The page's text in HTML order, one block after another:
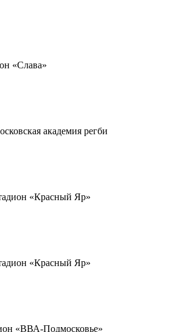
«Слава»
академия регби
«Красный Яр»
«Красный Яр»
«ВВА-Подмосковье»